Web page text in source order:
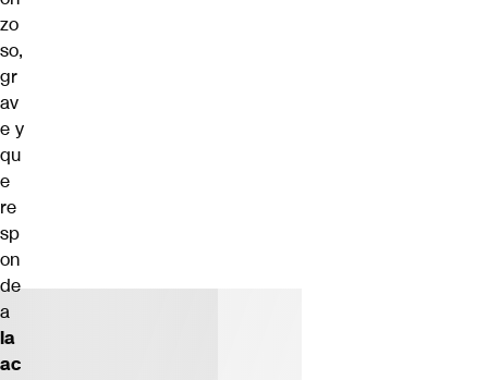
zo
so,
gr
av
e y
qu
e
re
sp
on
de
a
la
ac